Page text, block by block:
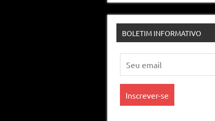
BOLETIM INFORMATIVO